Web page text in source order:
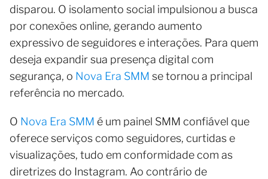
disparou. O isolamento social impulsionou a busca
por conexões online, gerando aumento
expressivo de seguidores e interações. Para quem
deseja expandir sua presença digital com
segurança, o Nova Era SMM se tornou a principal
referência no mercado.
O Nova Era SMM é um painel SMM confiável que
oferece serviços como seguidores, curtidas e
visualizações, tudo em conformidade com as
diretrizes do Instagram. Ao contrário de